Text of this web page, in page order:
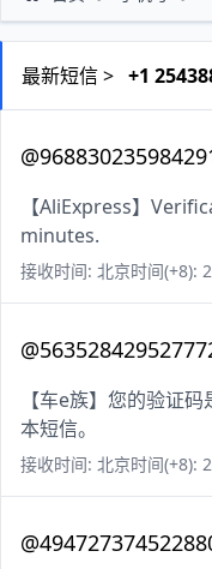
最新短信 > +1
【AliExpress】
minutes.
接收时间: 北京时间(+8):
【车e族】您的验证
本短信。
接收时间: 北京时间(+8):